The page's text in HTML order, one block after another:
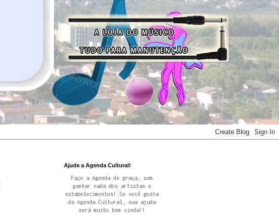
Ajude a Agenda Cultural!
Faço a Agenda de graça, sem
ganhar nada dos artistas e
estabelecimentos! Se você gosta
da Agenda Cultural, sua ajuda
será muito bem vinda!!